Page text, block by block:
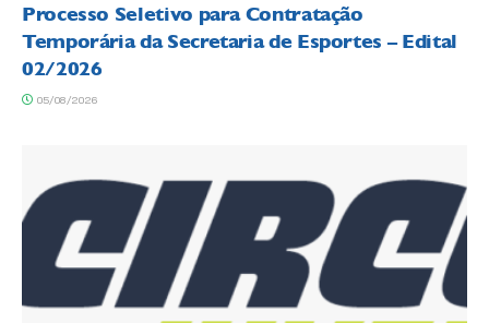
Processo Seletivo para Contratação
Temporária da Secretaria de Esportes – Edital
02/2026
05/08/2026